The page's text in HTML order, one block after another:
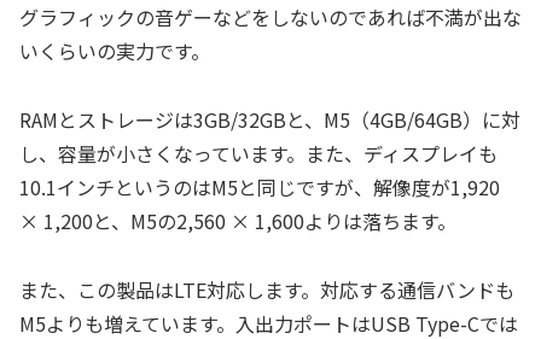
グラフィックの音ゲーなどをしないのであれば不満が出な
いくらいの実力です。
RAMとストレージは3GB/32GBと、M5（4GB/64GB）に対
し、容量が小さくなっています。また、ディスプレイも
10.1インチというのはM5と同じですが、解像度が1,920
× 1,200と、M5の2,560 × 1,600よりは落ちます。
また、この製品はLTE対応します。対応する通信バンドも
M5よりも増えています。入出力ポートはUSB Type-Cでは